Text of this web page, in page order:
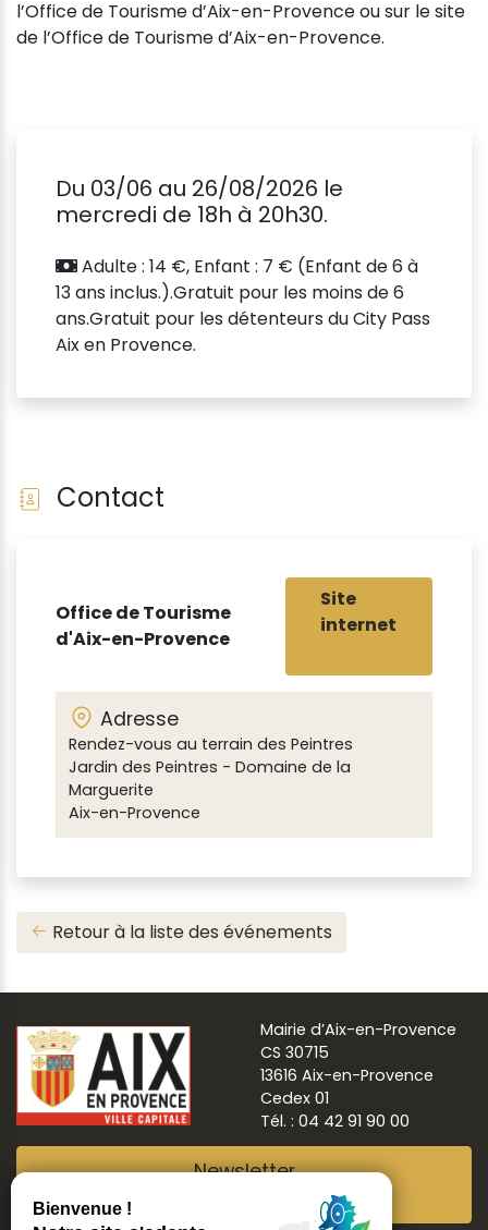
l’Office de Tourisme d’Aix-en-Provence ou sur le site
de l’Office de Tourisme d’Aix-en-Provence.
Du 03/06 au 26/08/2026 le
mercredi de 18h à 20h30.
Adulte : 14 €, Enfant : 7 € (Enfant de 6 à
13 ans inclus.).Gratuit pour les moins de 6
ans.Gratuit pour les détenteurs du City Pass
Aix en Provence.
Contact
Office de Tourisme
d'Aix-en-Provence
Site
internet
Adresse
Rendez-vous au terrain des Peintres
Jardin des Peintres - Domaine de la
Marguerite
Aix-en-Provence
Retour à la liste des événements
Mairie d’Aix-en-Provence
CS 30715
13616 Aix-en-Provence
Cedex 01
Tél. : 04 42 91 90 00
Newsletter